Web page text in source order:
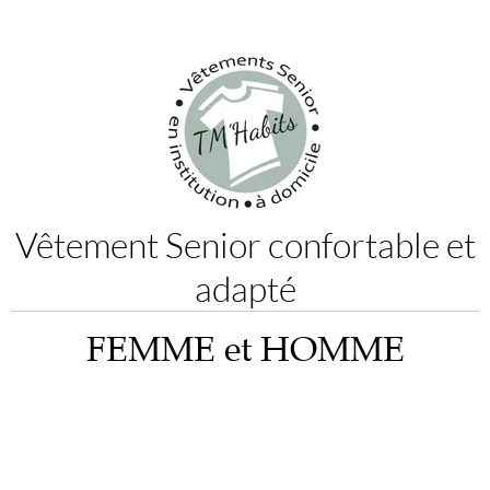
Vêtement Senior confortable et
adapté
FEMME et HOMME